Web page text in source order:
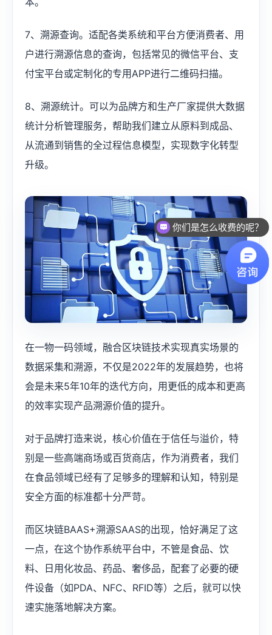
7、溯源查询。适配各类系统和平台方便消费者、用
户进行溯源信息的查询，包括常见的微信平台、支
付宝平台或定制化的专用APP进行二维码扫描。
8、溯源统计。可以为品牌方和生产厂家提供大数据
统计分析管理服务，帮助我们建立从原料到成品、
从流通到销售的全过程信息模型，实现数字化转型
升级。
在一物一码领域，融合区块链技术实现真实场景的
数据采集和溯源，不仅是2022年的发展趋势，也将
会是未来5年10年的迭代方向，用更低的成本和更高
的效率实现产品溯源价值的提升。
对于品牌打造来说，核心价值在于信任与溢价，特
别是一些高端商场或百货商店，作为消费者，我们
在食品领域已经有了足够多的理解和认知，特别是
安全方面的标准都十分严苛。
而区块链BAAS+溯源SAAS的出现，恰好满足了这
一点，在这个协作系统平台中，不管是食品、饮
料、日用化妆品、药品、奢侈品，配套了必要的硬
件设备（如PDA、NFC、RFID等）之后，就可以快
速实施落地解决方案。
你们是怎么收费的呢？